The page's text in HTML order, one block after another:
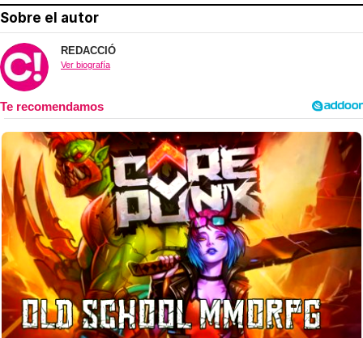
Sobre el autor
REDACCIÓ
Ver biografía